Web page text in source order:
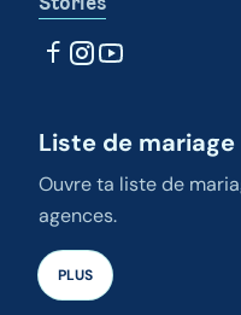
Liste de mariage
Ouvre ta liste de
agences.
PLUS